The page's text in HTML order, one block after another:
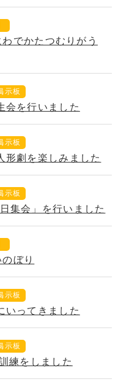
でかたつむりがう
示板
を行いました
示板
劇を楽しみました
示板
集会」を行いました
ぼり
示板
ってきました
示板
練をしました